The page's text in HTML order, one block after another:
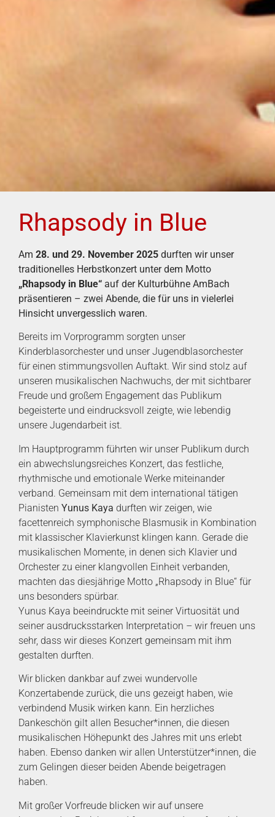
Rhapsody in Blue
Am 28. und 29. November 2025 durften wir unser
traditionelles Herbstkonzert unter dem Motto
„Rhapsody in Blue“ auf der Kulturbühne AmBach
präsentieren – zwei Abende, die für uns in vielerlei
Hinsicht unvergesslich waren.
Bereits im Vorprogramm sorgten unser
Kinderblasorchester und unser Jugendblasorchester
für einen stimmungsvollen Auftakt. Wir sind stolz auf
unseren musikalischen Nachwuchs, der mit sichtbarer
Freude und großem Engagement das Publikum
begeisterte und eindrucksvoll zeigte, wie lebendig
unsere Jugendarbeit ist.
Im Hauptprogramm führten wir unser Publikum durch
ein abwechslungsreiches Konzert, das festliche,
rhythmische und emotionale Werke miteinander
verband. Gemeinsam mit dem international tätigen
Pianisten Yunus Kaya durften wir zeigen, wie
facettenreich symphonische Blasmusik in Kombination
mit klassischer Klavierkunst klingen kann. Gerade die
musikalischen Momente, in denen sich Klavier und
Orchester zu einer klangvollen Einheit verbanden,
machten das diesjährige Motto „Rhapsody in Blue“ für
uns besonders spürbar.
Yunus Kaya beeindruckte mit seiner Virtuosität und
seiner ausdrucksstarken Interpretation – wir freuen uns
sehr, dass wir dieses Konzert gemeinsam mit ihm
gestalten durften.
Wir blicken dankbar auf zwei wundervolle
Konzertabende zurück, die uns gezeigt haben, wie
verbindend Musik wirken kann. Ein herzliches
Dankeschön gilt allen Besucher*innen, die diesen
musikalischen Höhepunkt des Jahres mit uns erlebt
haben. Ebenso danken wir allen Unterstützer*innen, die
zum Gelingen dieser beiden Abende beigetragen
haben.
Mit großer Vorfreude blicken wir auf unsere